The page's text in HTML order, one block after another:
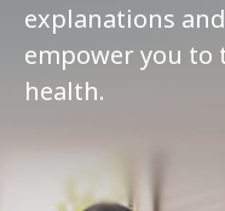
explanations
empower you to
health.